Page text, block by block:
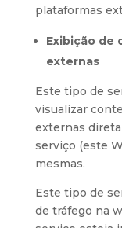
plataformas
Exibição de
externas
Este tipo de
visualizar
externas
serviço (este
mesmas.
Este tipo de
de tráfego na